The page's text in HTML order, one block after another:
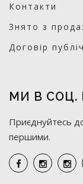
Контакти
Знято з
Договір
МИ В СОЦ.
Приєднуйтесь
першими.